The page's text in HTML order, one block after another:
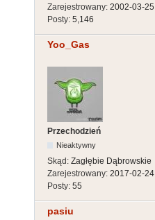
Zarejestrowany: 2002-03-25
Posty: 5,146
Yoo_Gas
Przechodzień
Nieaktywny
Skąd: Zagłębie Dąbrowskie
Zarejestrowany: 2017-02-24
Posty: 55
pasiu